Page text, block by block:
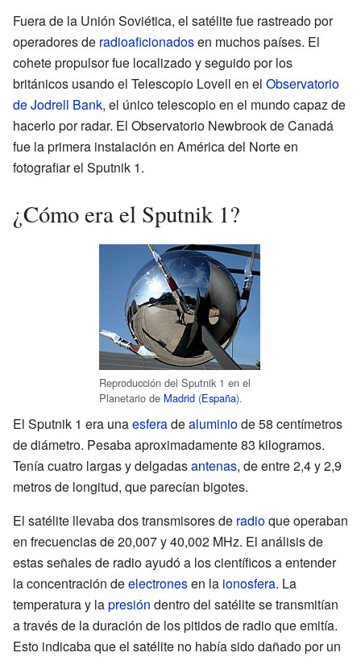
Fuera de la Unión Soviética, el satélite fue rastreado por
operadores de radioaficionadosen muchos países. El
cohete propulsor fue localizado y seguido por los
británicos usando el Telescopio Lovell en el Observatorio
de Jodrell Bank, el único telescopio en el mundo capaz de
hacerlo por radar. El Observatorio Newbrook de Canadá
fue la primera instalación en América del Norte en
fotografiar el Sputnik 1.
¿Cómo era el Sputnik 1?
Reproducción del Sputnik 1 en el
Planetario de Madrid (España).
El Sputnik 1 era unaesferadealuminiode 58 centímetros
de diámetro. Pesaba aproximadamente 83 kilogramos.
Tenía cuatro largas y delgadasantenas, de entre 2,4 y 2,9
metros de longitud, que parecían bigotes.
El satélite llevaba dos transmisores de radioque operaban
en frecuencias de 20,007 y 40,002 MHz. El análisis de
estas señales de radio ayudó a los científicos a entender
la concentración deelectronesen la ionosfera. La
temperatura y lapresión dentro del satélite se transmitían
a través de la duración de los pitidos de radio que emitía.
Esto indicaba que el satélite no había sido dañado por un